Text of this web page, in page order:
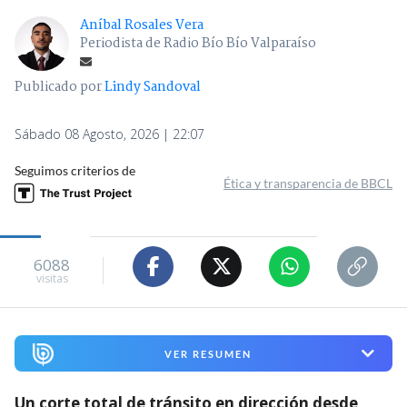
Aníbal Rosales Vera
Periodista de Radio Bío Bío Valparaíso
Publicado porLindy Sandoval
Sábado 08 Agosto, 2026 | 22:07
Seguimos criterios de
Ética y transparencia de BBCL
6088
visitas
VER RESUMEN